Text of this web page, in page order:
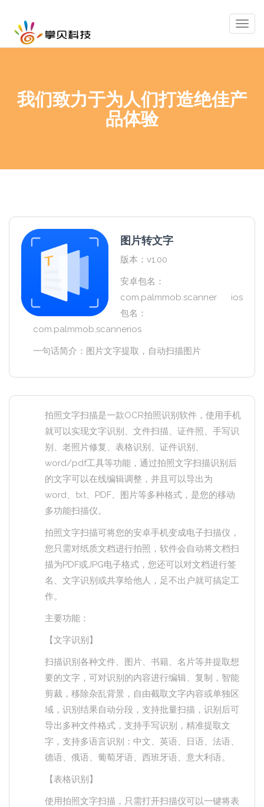
我们致力于为人们打造绝佳产
品体验
图片转文字
版本：v1.00
安卓包名：
com.palmmob.scanner ios
包名：
com.palmmob.scannerios
一句话简介：图片文字提取，自动扫描图片
拍照文字扫描是一款OCR拍照识别软件，使用手机
就可以实现文字识别、文件扫描、证件照、手写识
别、老照片修复、表格识别、证件识别、
word/pdf工具等功能，通过拍照文字扫描识别后
的文字可以在线编辑调整，并且可以导出为
word、txt、PDF、图片等多种格式，是您的移动
多功能扫描仪。
拍照文字扫描可将您的安卓手机变成电子扫描仪，
您只需对纸质文档进行拍照，软件会自动将文档扫
描为PDF或JPG电子格式，您还可以对文档进行签
名、文字识别或共享给他人，足不出户就可搞定工
作。
主要功能：
【文字识别】
扫描识别各种文件、图片、书籍、名片等并提取想
要的文字，可对识别的内容进行编辑、复制，智能
剪裁，移除杂乱背景，自由截取文字内容或单独区
域，识别结果自动分段，支持批量扫描，识别后可
导出多种文件格式，支持手写识别，精准提取文
字，支持多语言识别：中文、英语、日语、法语、
德语、俄语、葡萄牙语、西班牙语、意大利语。
【表格识别】
使用拍照文字扫描，只需打开扫描仪可以一键将表